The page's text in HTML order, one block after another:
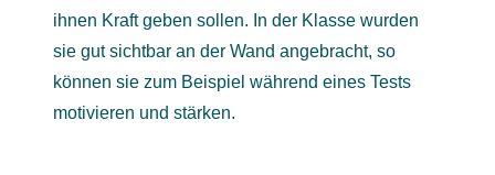
ihnen Kraft geben sollen. In der Klasse wurden
sie gut sichtbar an der Wand angebracht, so
können sie zum Beispiel während eines Tests
motivieren und stärken.